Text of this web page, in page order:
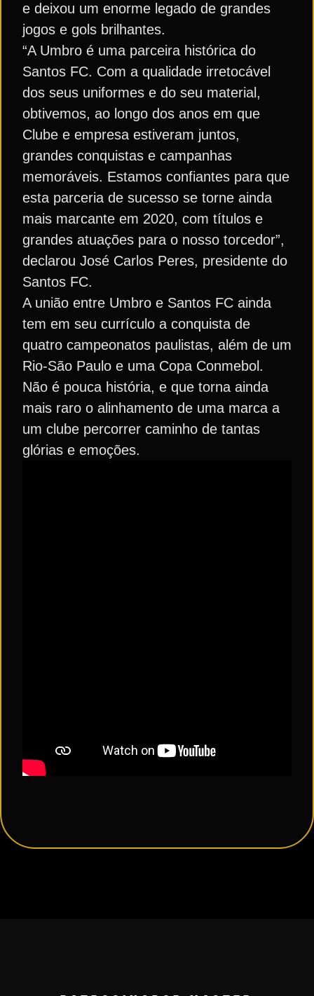
e deixou um enorme legado de grandes
jogos e gols brilhantes.
“A Umbro é uma parceira histórica do
Santos FC. Com a qualidade irretocável
dos seus uniformes e do seu material,
obtivemos, ao longo dos anos em que
Clube e empresa estiveram juntos,
grandes conquistas e campanhas
memoráveis. Estamos confiantes para que
esta parceria de sucesso se torne ainda
mais marcante em 2020, com títulos e
grandes atuações para o nosso torcedor”,
declarou José Carlos Peres, presidente do
Santos FC.
A união entre Umbro e Santos FC ainda
tem em seu currículo a conquista de
quatro campeonatos paulistas, além de um
Rio-São Paulo e uma Copa Conmebol.
Não é pouca história, e que torna ainda
mais raro o alinhamento de uma marca a
um clube percorrer caminho de tantas
glórias e emoções.